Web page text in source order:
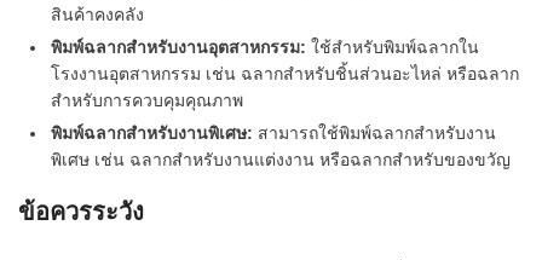
สินค้าคงคลัง
พิมพ์ฉลากสำหรับงานอุตสาหกรรม: ใช้สำหรับพิมพ์ฉลากใน
โรงงานอุตสาหกรรม เช่น ฉลากสำหรับชิ้นส่วนอะไหล่ หรือฉลาก
สำหรับการควบคุมคุณภาพ
พิมพ์ฉลากสำหรับงานพิเศษ: สามารถใช้พิมพ์ฉลากสำหรับงาน
พิเศษ เช่น ฉลากสำหรับงานแต่งงาน หรือฉลากสำหรับของขวัญ
ข้อควรระวัง